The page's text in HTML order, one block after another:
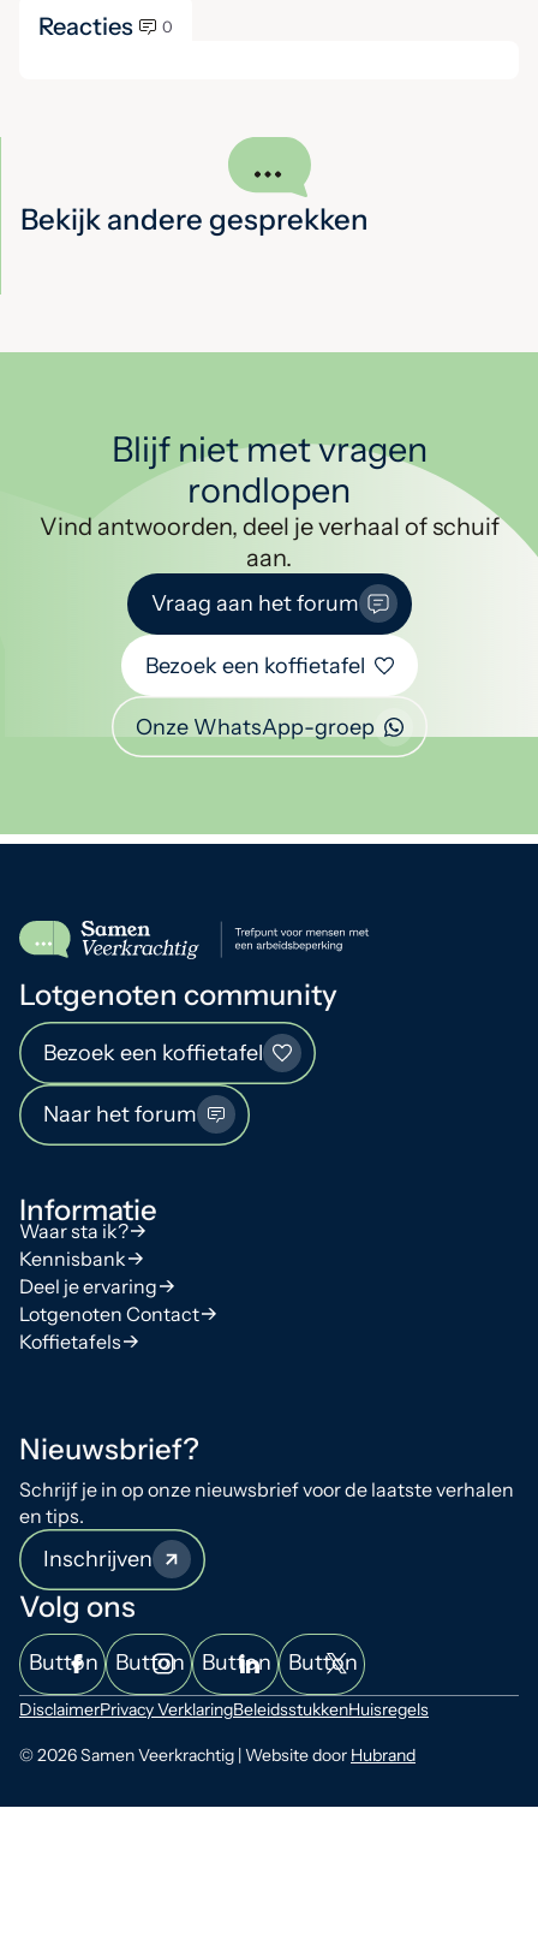
Reacties 0
Bekijk andere gesprekken
Blijf niet met vragen
rondlopen
Vind antwoorden, deel je verhaal of schuif
aan.
Vraag aan het forum
Bezoek een koffietafel
Onze WhatsApp-groep
Lotgenoten community
Bezoek een koffietafel
Naar het forum
Informatie
Waar sta ik?
Kennisbank
Deel je ervaring
Lotgenoten Contact
Koffietafels
Nieuwsbrief?
Schrijf je in op onze nieuwsbrief voor de laatste verhalen
en tips.
Inschrijven
Volg ons
Button Button Button Button
© 2026 Samen Veerkrachtig | Website door Hubrand
DisclaimerPrivacy VerklaringBeleidsstukkenHuisregels